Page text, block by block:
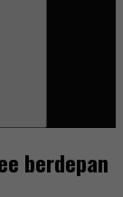
berdepan